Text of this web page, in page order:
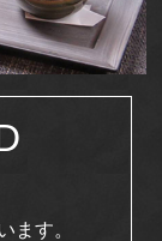
ます。